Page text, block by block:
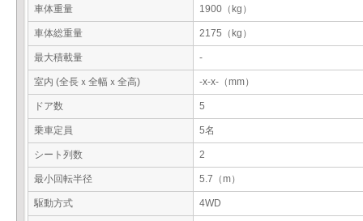
車体重量 1900（kg）
車体総重量 2175（kg）
最大積載量 -
室内 (全長ｘ全幅ｘ全高) -x-x-（mm）
ドア数 5
乗車定員 5名
シート列数 2
最小回転半径 5.7（m）
駆動方式 4WD